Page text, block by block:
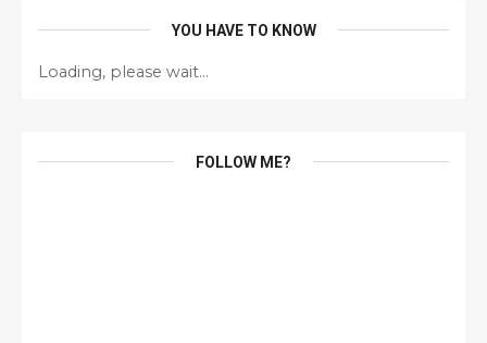
YOU HAVE TO KNOW
Loading, please wait...
FOLLOW ME?